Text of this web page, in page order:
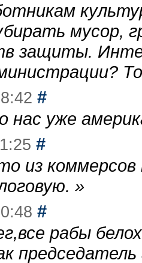
мусор,
защиты.
#
нас уже
#
из
»
#
рабы